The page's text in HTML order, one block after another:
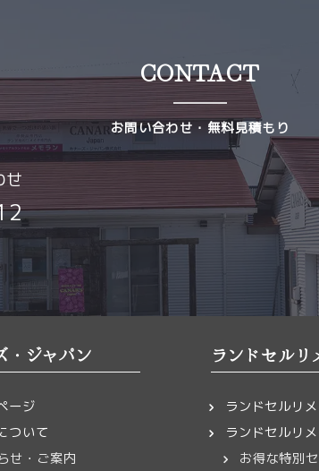
CONTACT
お問い合わせ・無料見積もり
せ
・ジャパン
ージ
ついて
せ・ご案内
ランドセルリ
ランドセルリ
ランドセルリ
お得な特別